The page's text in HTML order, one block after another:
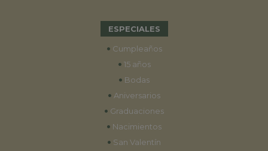
ESPECIALES
• Cumpleaños
• 15 años
• Bodas
• Aniversarios
• Graduaciones
• Nacimientos
• San Valentín